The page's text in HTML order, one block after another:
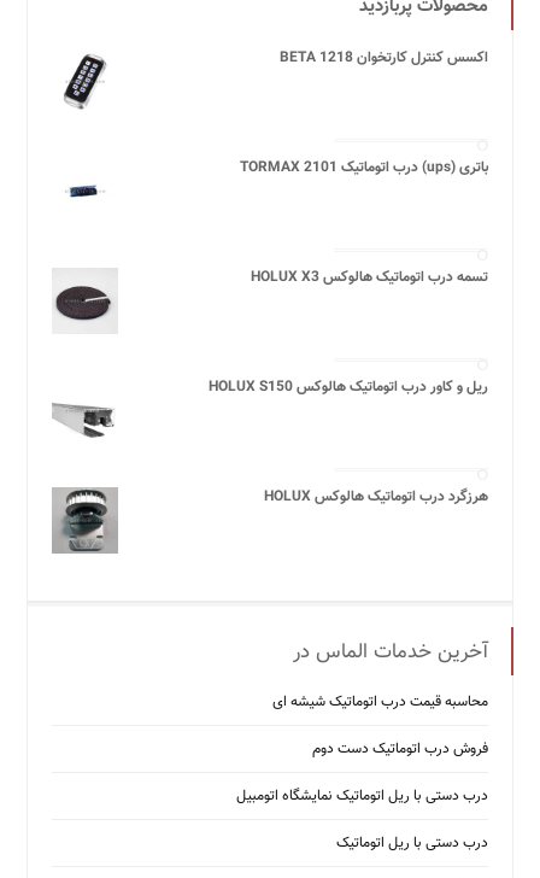
محصولات پربازدید
اکسس کنترل کارتخوان BETA 1218
باتری (ups) درب اتوماتیک TORMAX 2101
تسمه درب اتوماتیک هالوکس HOLUX X3
ریل و کاور درب اتوماتیک هالوکس HOLUX S150
هرزگرد درب اتوماتیک هالوکس HOLUX
آخرین خدمات الماس در
محاسبه قیمت درب اتوماتیک شیشه ‌ای
فروش درب اتوماتیک دست دوم
درب دستی با ریل اتوماتیک نمایشگاه اتومبیل
درب دستی با ریل اتوماتیک